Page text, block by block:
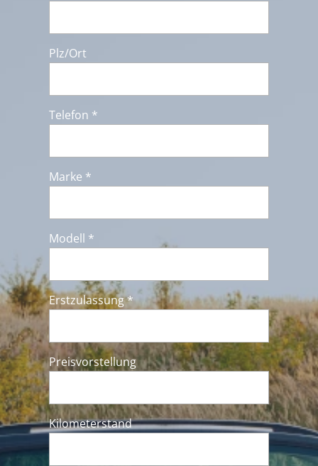
Plz/Ort
Telefon *
Marke *
Modell *
Erstzulassung *
Preisvorstellung
Kilometerstand